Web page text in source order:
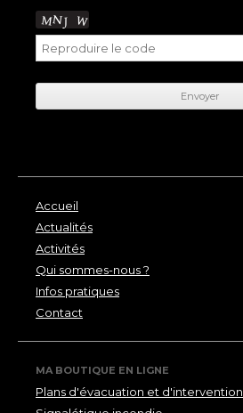
Accueil
Actualités
Activités
Qui sommes-nous ?
Infos pratiques
Contact
MA BOUTIQUE EN LIGNE
Plans d'évacuation et d'intervention